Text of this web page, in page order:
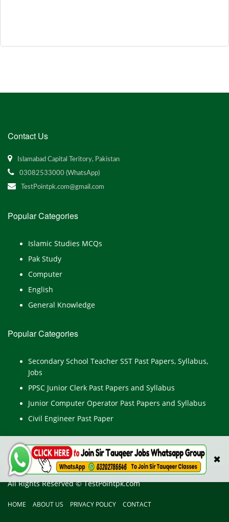
✖
Contact Us
Islamabad Capital Teritory, Pakistan
03082533000 (WhatsApp)
TestPointpk.com@gmail.com
Popular Categories
Islamic Studies MCQs
Pak Study
Computer
English
General Knowledge
Popular Categories
Secondary School Teacher SST Past Papers, Syllabus,
Jobs
PPSC Junior Clerk Past Papers and Syllabus
Junior Computer Operator Past Papers and Syllabus
Civil Engineer Past Paper
All Rights Reserved © TestPointpk.com
HOME ABOUT US PRIVACY POLICY CONTACT